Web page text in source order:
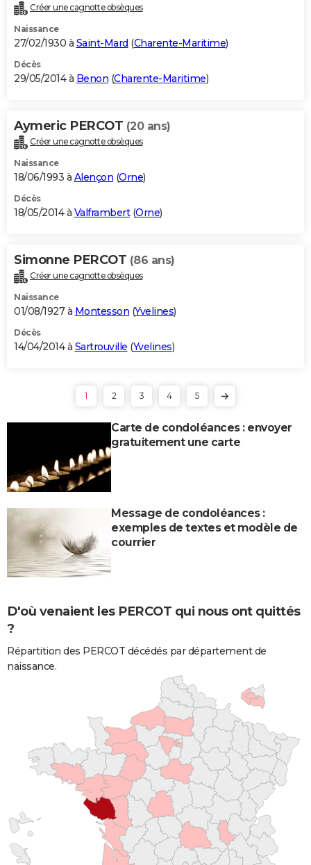
Créer une cagnotte obsèques
Naissance
27/02/1930 à Saint-Mard (Charente-Maritime)
Décès
29/05/2014 à Benon (Charente-Maritime)
Aymeric PERCOT (20 ans)
Créer une cagnotte obsèques
Naissance
18/06/1993 à Alençon (Orne)
Décès
18/05/2014 à Valframbert(Orne)
Simonne PERCOT (86 ans)
Créer une cagnotte obsèques
Naissance
01/08/1927 à Montesson (Yvelines)
Décès
14/04/2014 à Sartrouville (Yvelines)
1 2 3 4 5
Carte de condoléances : envoyer
gratuitement une carte
Message de condoléances :
exemples de textes et modèle de
courrier
D'où venaient les PERCOT qui nous ont quittés
?
Répartition des PERCOT décédés par département de
naissance.